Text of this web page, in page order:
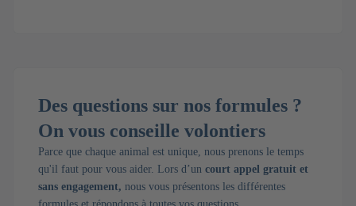
Des questions sur nos formules ?
On vous conseille volontiers
Parce que chaque animal est unique, nous prenons le temps
qu'il faut pour vous aider. Lors d’un court appel gratuit et
sans engagement, nous vous présentons les différentes